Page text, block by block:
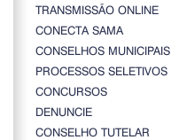
TRANSMISSÃO ONLINE
CONECTA SAMA
CONSELHOS MUNICIPAIS
PROCESSOS SELETIVOS
CONCURSOS
DENUNCIE
CONSELHO TUTELAR